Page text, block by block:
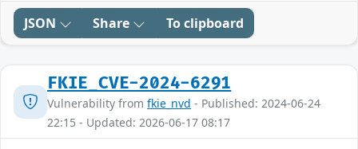
JSON Share To clipboard
FKIE_CVE-2024-6291
Vulnerability from fkie_nvd - Published: 2024-06-24
22:15 - Updated: 2026-06-17 08:17